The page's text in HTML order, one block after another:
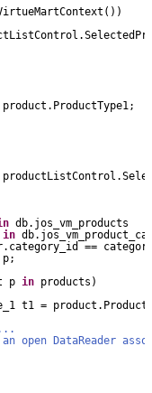
db.jos_vm_products
in
==
p;
p in products)
t1 =
open DataReader